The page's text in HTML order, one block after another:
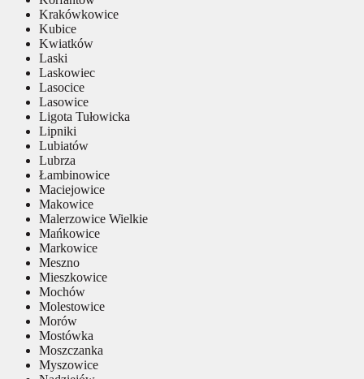
Krakówkowice
Kubice
Kwiatków
Laski
Laskowiec
Lasocice
Lasowice
Ligota Tułowicka
Lipniki
Lubiatów
Lubrza
Łambinowice
Maciejowice
Makowice
Malerzowice Wielkie
Mańkowice
Markowice
Meszno
Mieszkowice
Mochów
Molestowice
Morów
Mostówka
Moszczanka
Myszowice